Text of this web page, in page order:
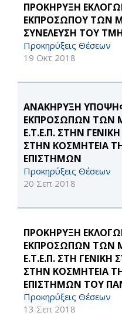
ΠΡΟΚΗΡΥΞΗ
ΕΚΠΡΟΣΩΠΟΥ ΤΩΝ
ΣΥΝΕΛΕΥΣΗ ΤΟΥ
Προκηρύξεις Θέσεων
19 Οκτ 2018
AΝΑΚΗΡΥΞΗ
ΕΚΠΡΟΣΩΠΩΝ ΤΩΝ
Ε.Τ.Ε.Π. ΣΤΗΝ
ΣΤΗΝ ΚΟΣΜΗΤΕΙΑ
ΕΠΙΣΤΗΜΩΝ
Προκηρύξεις Θέσεων
20 Σεπ 2018
ΠΡΟΚΗΡΥΞΗ
ΕΚΠΡΟΣΩΠΩΝ ΤΩΝ
Ε.Τ.Ε.Π. ΣΤΗ ΓΕΝΙΚΗ
ΣΤΗΝ ΚΟΣΜΗΤΕΙΑ
ΕΠΙΣΤΗΜΩΝ ΤΟΥ
Προκηρύξεις Θέσεων
13 Σεπ 2018